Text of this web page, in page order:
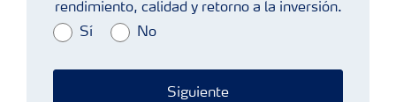
rendimiento, calidad y retorno a la inversión.
Sí
No
Siguiente